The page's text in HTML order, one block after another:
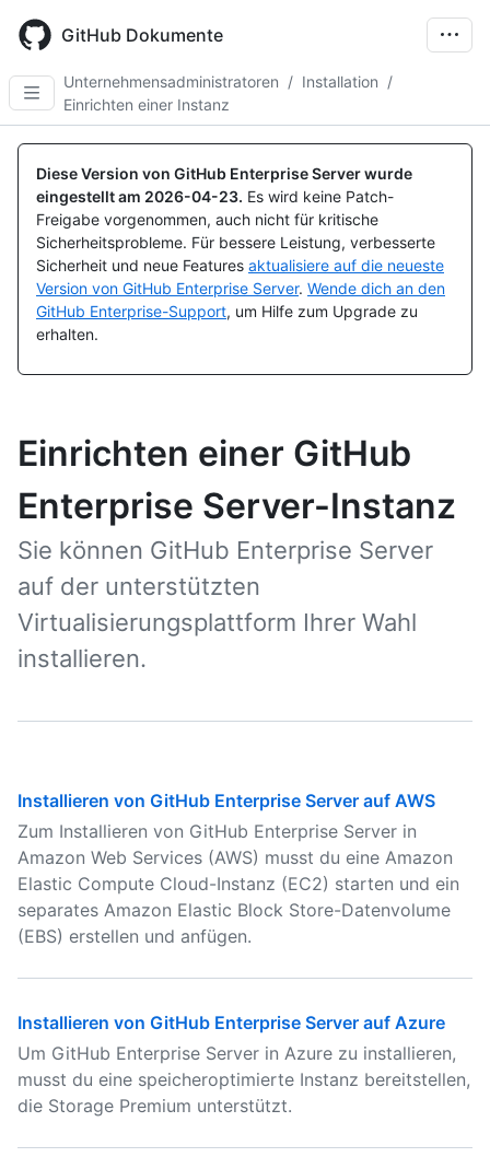
main
content
GitHub Dokumente
Unternehmensadministratoren / Installation /
Einrichten einer Instanz
Diese Version von GitHub Enterprise Server wurde
eingestellt am 2026-04-23. Es wird keine Patch-
Freigabe vorgenommen, auch nicht für kritische
Sicherheitsprobleme. Für bessere Leistung, verbesserte
Sicherheit und neue Features aktualisiere auf die neueste
Version von GitHub Enterprise Server. Wende dich an den
GitHub Enterprise-Support, um Hilfe zum Upgrade zu
erhalten.
Einrichten einer GitHub
Enterprise Server-Instanz
Sie können GitHub Enterprise Server
auf der unterstützten
Virtualisierungsplattform Ihrer Wahl
installieren.
Installieren von GitHub Enterprise Server auf AWS
Zum Installieren von GitHub Enterprise Server in
Amazon Web Services (AWS) musst du eine Amazon
Elastic Compute Cloud-Instanz (EC2) starten und ein
separates Amazon Elastic Block Store-Datenvolume
(EBS) erstellen und anfügen.
Installieren von GitHub Enterprise Server auf Azure
Um GitHub Enterprise Server in Azure zu installieren,
musst du eine speicheroptimierte Instanz bereitstellen,
die Storage Premium unterstützt.